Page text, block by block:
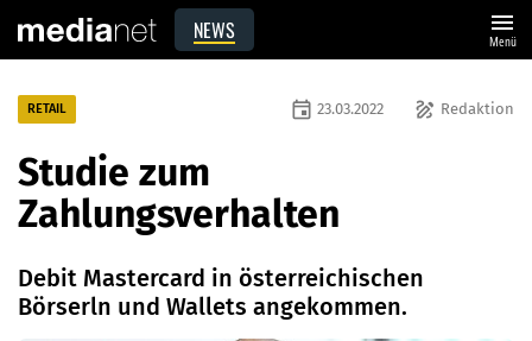
NEWS menu
Menü
RETAIL draw Redaktion
event 23.03.2022
Studie zum
Zahlungsverhalten
Debit Mastercard in österreichischen
Börserln und Wallets angekommen.